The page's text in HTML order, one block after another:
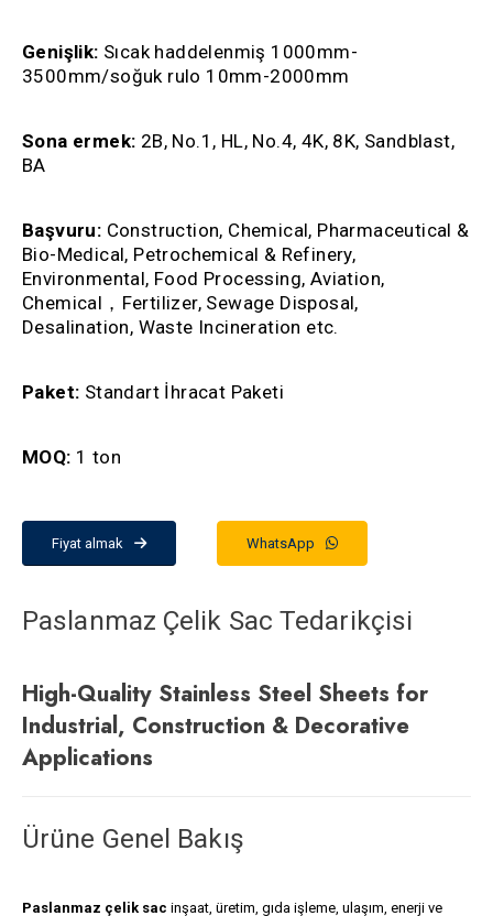
Genişlik: Sıcak haddelenmiş 1000mm-
3500mm/soğuk rulo 10mm-2000mm
Sona ermek: 2B, No.1, HL, No.4, 4K, 8K, Sandblast,
BA
Başvuru: Construction, Chemical, Pharmaceutical &
Bio-Medical, Petrochemical & Refinery,
Environmental, Food Processing, Aviation,
Chemical，Fertilizer, Sewage Disposal,
Desalination, Waste Incineration etc.
Paket: Standart İhracat Paketi
MOQ: 1 ton
Fiyat almak WhatsApp
Paslanmaz Çelik Sac Tedarikçisi
High-Quality Stainless Steel Sheets for
Industrial, Construction & Decorative
Applications
Ürüne Genel Bakış
Paslanmaz çelik sac inşaat, üretim, gıda işleme, ulaşım, enerji ve